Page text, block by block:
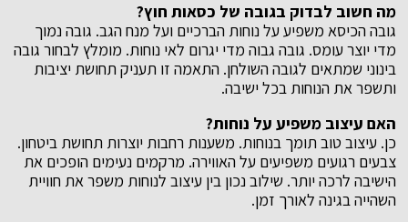
מה חשוב לבדוק בגובה של כסאות חוץ?
גובה הכיסא משפיע על נוחות הברכיים ועל מנח הגב. גובה נמוך
מדי יוצר עומס. גובה גבוה מדי יגרום לאי נוחות. מומלץ לבחור גובה
בינוני שמתאים לגובה השולחן. התאמה זו תעניק תחושת יציבות
ותשפר את הנוחות בכל ישיבה.
האם עיצוב משפיע על נוחות?
כן. עיצוב טוב תומך בנוחות. משענות רחבות יוצרות תחושת ביטחון.
צבעים רגועים משפיעים על האווירה. מרקמים נעימים הופכים את
הישיבה לרכה יותר. שילוב נכון בין עיצוב לנוחות משפר את חוויית
השהייה בגינה לאורך זמן.